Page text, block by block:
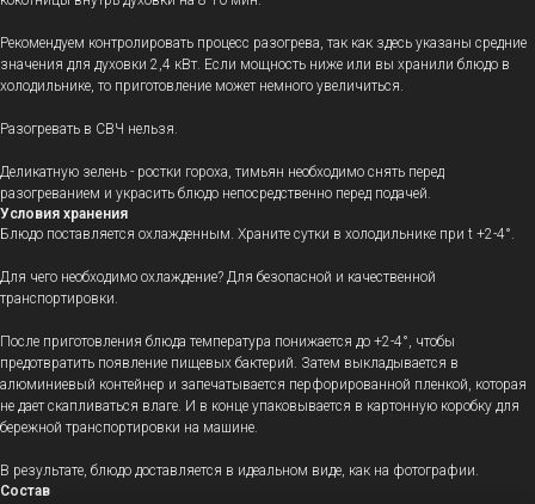
Рекомендуем контролировать процесс разогрева, так как здесь указаны средние
значения для духовки 2,4 кВт. Если мощность ниже или вы хранили блюдо в
холодильнике, то приготовление может немного увеличиться.
Разогревать в СВЧ нельзя.
Деликатную зелень - ростки гороха, тимьян необходимо снять перед
разогреванием и украсить блюдо непосредственно перед подачей.
Условия хранения
Блюдо поставляется охлажденным. Храните сутки в холодильнике при t +2-4°.
Для чего необходимо охлаждение? Для безопасной и качественной
транспортировки.
После приготовления блюда температура понижается до +2-4°, чтобы
предотвратить появление пищевых бактерий. Затем выкладывается в
алюминиевый контейнер и запечатывается перфорированной пленкой, которая
не дает скапливаться влаге. И в конце упаковывается в картонную коробку для
бережной транспортировки на машине.
В результате, блюдо доставляется в идеальном виде, как на фотографии.
Состав